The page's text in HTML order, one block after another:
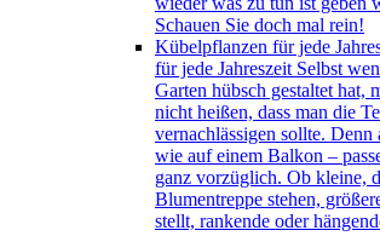
Schauen Sie doch mal rein!
Kübelpflanzen für jede
für jede Jahreszeit Selbst
Garten hübsch gestaltet hat,
nicht heißen, dass man die
vernachlässigen sollte. Denn
wie auf einem Balkon –
ganz vorzüglich. Ob kleine,
Blumentreppe stehen,
stellt, rankende oder